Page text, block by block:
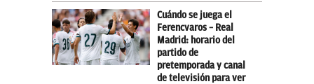
Cuándo se juega el
Ferencvaros – Real
Madrid: horario del
partido de
pretemporada y canal
de televisión para ver